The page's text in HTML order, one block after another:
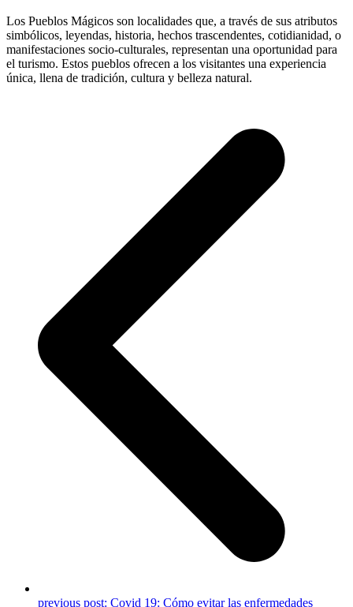
Los Pueblos Mágicos son localidades que, a través de sus atributos
simbólicos, leyendas, historia, hechos trascendentes, cotidianidad, o
manifestaciones socio-culturales, representan una oportunidad para
el turismo. Estos pueblos ofrecen a los visitantes una experiencia
única, llena de tradición, cultura y belleza natural.
previous post: Covid 19: Cómo evitar las enfermedades